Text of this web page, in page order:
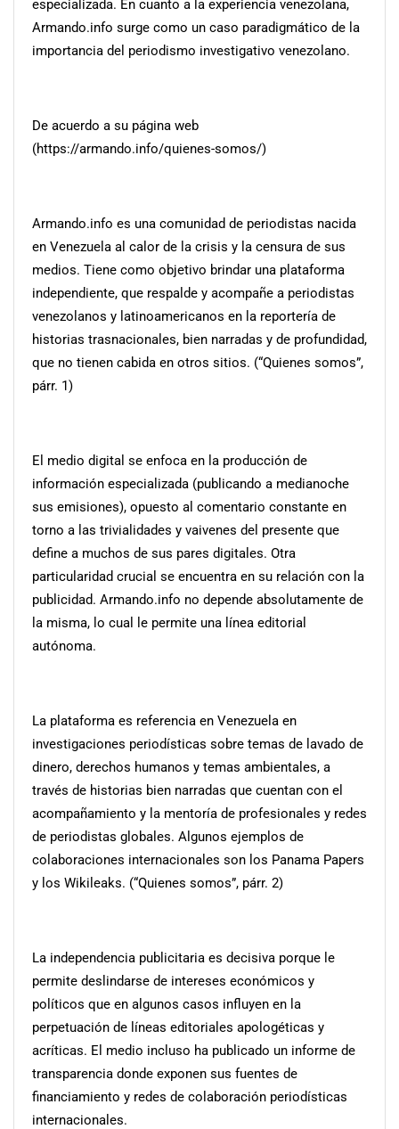
especializada. En cuanto a la experiencia venezolana,
Armando.info surge como un caso paradigmático de la
importancia del periodismo investigativo venezolano.
De acuerdo a su página web
(https://armando.info/quienes-somos/)
Armando.info es una comunidad de periodistas nacida
en Venezuela al calor de la crisis y la censura de sus
medios. Tiene como objetivo brindar una plataforma
independiente, que respalde y acompañe a periodistas
venezolanos y latinoamericanos en la reportería de
historias trasnacionales, bien narradas y de profundidad,
que no tienen cabida en otros sitios. (“Quienes somos”,
párr. 1)
El medio digital se enfoca en la producción de
información especializada (publicando a medianoche
sus emisiones), opuesto al comentario constante en
torno a las trivialidades y vaivenes del presente que
define a muchos de sus pares digitales. Otra
particularidad crucial se encuentra en su relación con la
publicidad. Armando.info no depende absolutamente de
la misma, lo cual le permite una línea editorial
autónoma.
La plataforma es referencia en Venezuela en
investigaciones periodísticas sobre temas de lavado de
dinero, derechos humanos y temas ambientales, a
través de historias bien narradas que cuentan con el
acompañamiento y la mentoría de profesionales y redes
de periodistas globales. Algunos ejemplos de
colaboraciones internacionales son los Panama Papers
y los Wikileaks. (“Quienes somos”, párr. 2)
La independencia publicitaria es decisiva porque le
permite deslindarse de intereses económicos y
políticos que en algunos casos influyen en la
perpetuación de líneas editoriales apologéticas y
acríticas. El medio incluso ha publicado un informe de
transparencia donde exponen sus fuentes de
financiamiento y redes de colaboración periodísticas
internacionales.